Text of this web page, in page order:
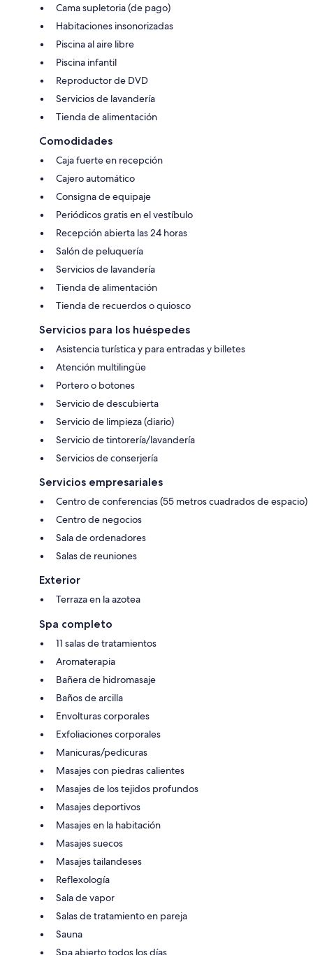
Cama supletoria (de pago)
Habitaciones insonorizadas
Piscina al aire libre
Piscina infantil
Reproductor de DVD
Servicios de lavandería
Tienda de alimentación
Comodidades
Caja fuerte en recepción
Cajero automático
Consigna de equipaje
Periódicos gratis en el vestíbulo
Recepción abierta las 24 horas
Salón de peluquería
Servicios de lavandería
Tienda de alimentación
Tienda de recuerdos o quiosco
Servicios para los huéspedes
Asistencia turística y para entradas y billetes
Atención multilingüe
Portero o botones
Servicio de descubierta
Servicio de limpieza (diario)
Servicio de tintorería/lavandería
Servicios de conserjería
Servicios empresariales
Centro de conferencias (55 metros cuadrados de espacio)
Centro de negocios
Sala de ordenadores
Salas de reuniones
Exterior
Terraza en la azotea
Spa completo
11 salas de tratamientos
Aromaterapia
Bañera de hidromasaje
Baños de arcilla
Envolturas corporales
Exfoliaciones corporales
Manicuras/pedicuras
Masajes con piedras calientes
Masajes de los tejidos profundos
Masajes deportivos
Masajes en la habitación
Masajes suecos
Masajes tailandeses
Reflexología
Sala de vapor
Salas de tratamiento en pareja
Sauna
Spa abierto todos los días